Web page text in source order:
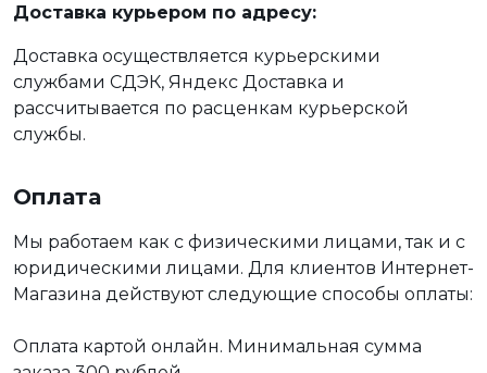
Доставка курьером по адресу:
Доставка осуществляется курьерскими
службами СДЭК, Яндекс Доставка и
рассчитывается по расценкам курьерской
службы.
Оплата
Мы работаем как с физическими лицами, так и с
юридическими лицами. Для клиентов Интернет-
Магазина действуют следующие способы оплаты:
Оплата картой онлайн. Минимальная сумма